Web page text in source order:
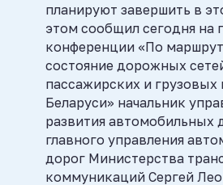
планируют завершить в
этом сообщил сегодня на
конференции «По
состояние дорожных
пассажирских и грузовых
Беларуси» начальник
развития автомобильных
главного управления
дорог Министерства
коммуникаций Сергей